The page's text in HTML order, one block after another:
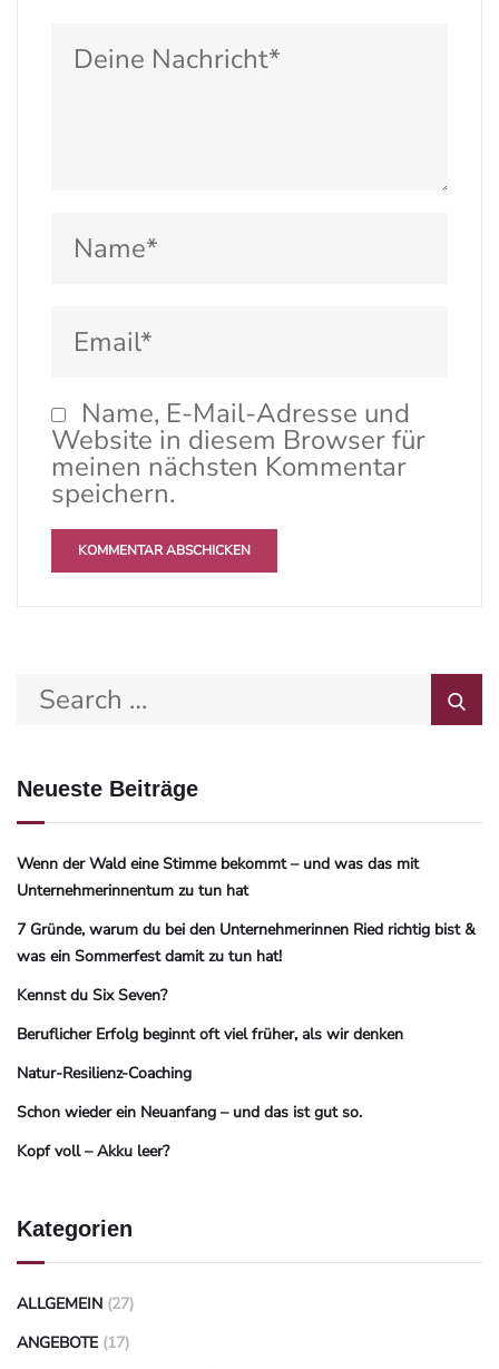
Name, E-Mail-Adresse und
Website in diesem Browser für
meinen nächsten Kommentar
speichern.
Neueste Beiträge
Wenn der Wald eine Stimme bekommt – und was das mit
Unternehmerinnentum zu tun hat
7 Gründe, warum du bei den Unternehmerinnen Ried richtig bist &
was ein Sommerfest damit zu tun hat!
Kennst du Six Seven?
Beruflicher Erfolg beginnt oft viel früher, als wir denken
Natur-Resilienz-Coaching
Schon wieder ein Neuanfang – und das ist gut so.
Kopf voll – Akku leer?
Kategorien
ALLGEMEIN (27)
ANGEBOTE (17)